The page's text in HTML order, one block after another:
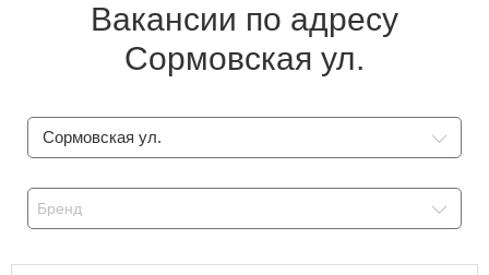
Вакансии по адресу
Сормовская ул.
Сормовская ул.
Бренд